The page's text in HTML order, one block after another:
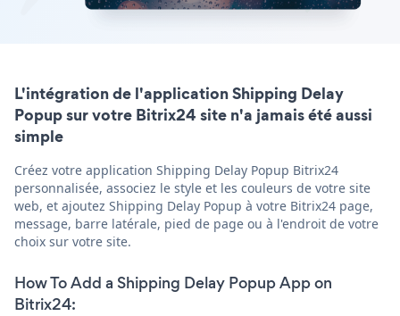
L'intégration de l'application Shipping Delay
Popup sur votre Bitrix24 site n'a jamais été aussi
simple
Créez votre application Shipping Delay Popup Bitrix24
personnalisée, associez le style et les couleurs de votre site
web, et ajoutez Shipping Delay Popup à votre Bitrix24 page,
message, barre latérale, pied de page ou à l'endroit de votre
choix sur votre site.
How To Add a Shipping Delay Popup App on
Bitrix24: